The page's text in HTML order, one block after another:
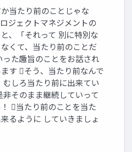
当たり前のことじゃな
ジェクトマネジメントの
、「それって 別に特別な
くて、当たり前のことだ
った趣旨のことをお話され
す そう、当たり前なんで
むしろ当たり前に出来てい
非そのまま継続していって
当たり前のことを当た
るように していきましょ